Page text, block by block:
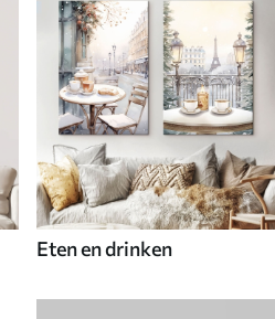
Eten en drinken